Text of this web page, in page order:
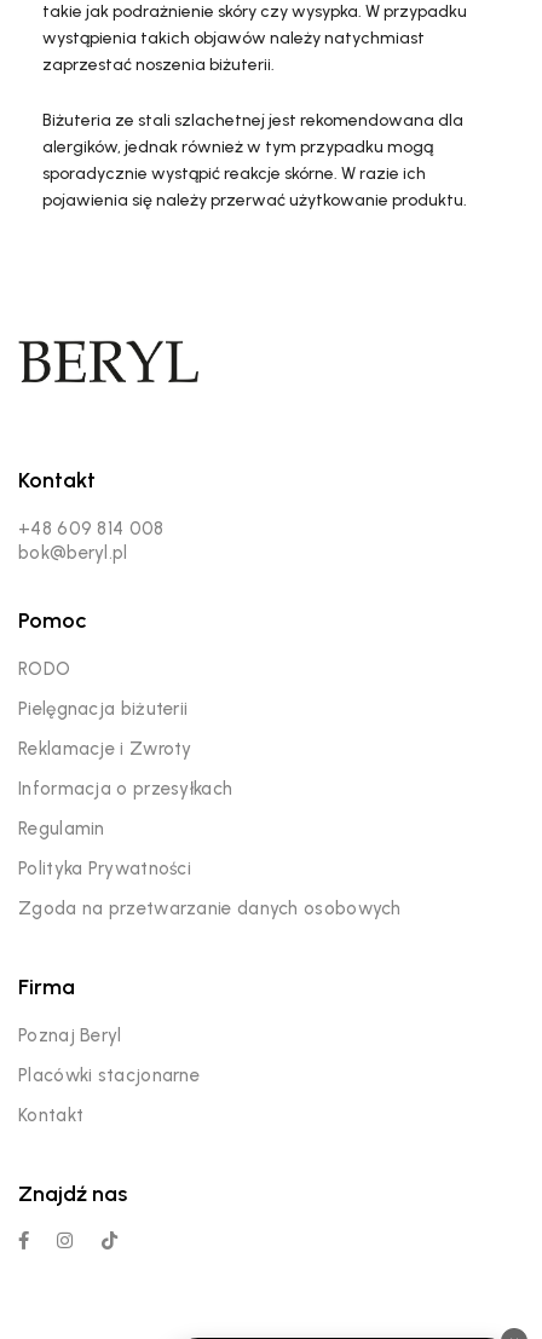
takie jak podrażnienie skóry czy wysypka. W przypadku
wystąpienia takich objawów należy natychmiast
zaprzestać noszenia biżuterii.
Biżuteria ze stali szlachetnej jest rekomendowana dla
alergików, jednak również w tym przypadku mogą
sporadycznie wystąpić reakcje skórne. W razie ich
pojawienia się należy przerwać użytkowanie produktu.
Kontakt
+48 609 814 008
bok@beryl.pl
Pomoc
RODO
Pielęgnacja biżuterii
Reklamacje i Zwroty
Informacja o przesyłkach
Regulamin
Polityka Prywatności
Zgoda na przetwarzanie danych osobowych
Firma
Poznaj Beryl
Placówki stacjonarne
Kontakt
Znajdź nas